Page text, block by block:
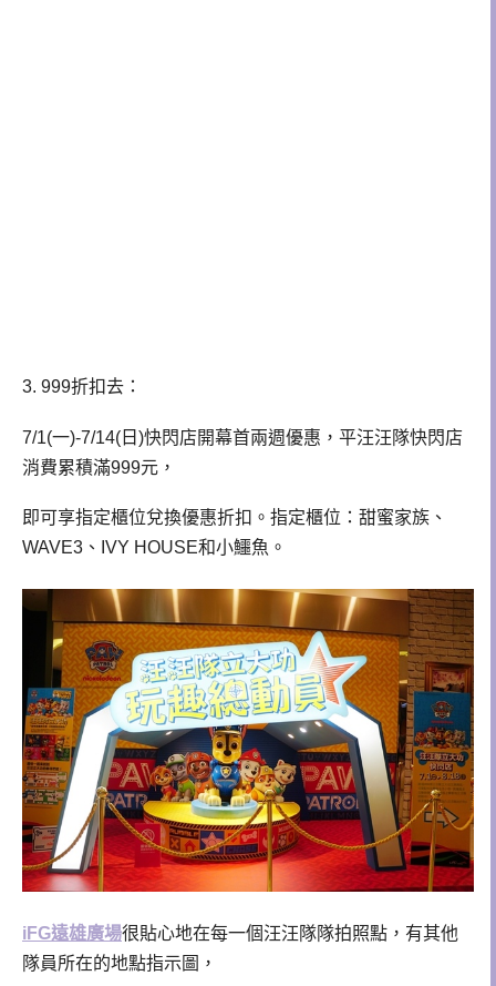
3. 999折扣去：
7/1(一)-7/14(日)快閃店開幕首兩週優惠，平汪汪隊快閃店
消費累積滿999元，
即可享指定櫃位兌換優惠折扣。指定櫃位：甜蜜家族、
WAVE3、IVY HOUSE和小鱷魚。
iFG遠雄廣場很貼心地在每一個汪汪隊隊拍照點，有其他
隊員所在的地點指示圖，